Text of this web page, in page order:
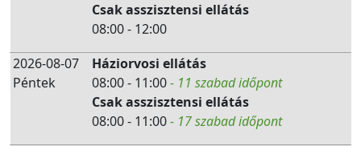
Csak asszisztensi ellátás
08:00 - 12:00
2026-08-07
Péntek
Háziorvosi ellátás
08:00 - 11:00- 11 szabad időpont
Csak asszisztensi ellátás
08:00 - 11:00- 17 szabad időpont